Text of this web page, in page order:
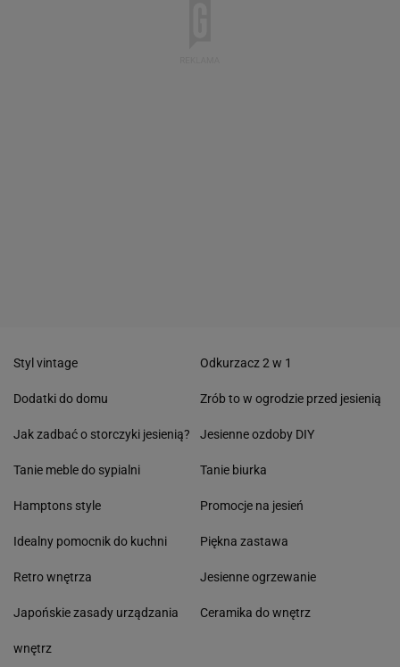
Styl vintage
Dodatki do domu
Jak zadbać o storczyki jesienią?
Tanie meble do sypialni
Hamptons style
Idealny pomocnik do kuchni
Retro wnętrza
Japońskie zasady urządzania
wnętrz
Odkurzacz 2 w 1
Zrób to w ogrodzie przed jesienią
Jesienne ozdoby DIY
Tanie biurka
Promocje na jesień
Piękna zastawa
Jesienne ogrzewanie
Ceramika do wnętrz